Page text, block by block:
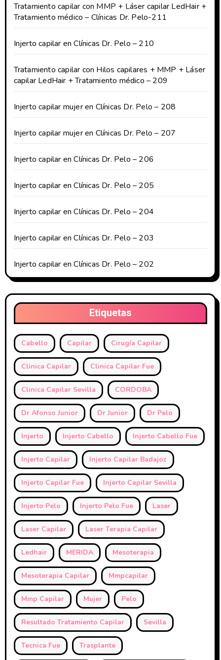
Tratamiento capilar con MMP + Láser capilar LedHair +
Tratamiento médico – Clínicas Dr. Pelo-211
Injerto capilar en Clínicas Dr. Pelo – 210
Tratamiento capilar con Hilos capilares + MMP + Láser
capilar LedHair + Tratamiento médico – 209
Injerto capilar mujer en Clínicas Dr. Pelo – 208
Injerto capilar mujer en Clínicas Dr. Pelo – 207
Injerto capilar en Clínicas Dr. Pelo – 206
Injerto capilar en Clínicas Dr. Pelo – 205
Injerto capilar en Clínicas Dr. Pelo – 204
Injerto capilar en Clínicas Dr. Pelo – 203
Injerto capilar en Clínicas Dr. Pelo – 202
Etiquetas
Cabello Capilar Cirugía Capilar
Clinica Capilar Clinica Capilar Fue
Clinica Capilar Sevilla CORDOBA
Dr Afonso Junior Dr Junior Dr Pelo
Injerto Injerto Cabello Injerto Cabello Fue
Injerto Capilar Injerto Capilar Badajoz
Injerto Capilar Fue Injerto Capilar Sevilla
Injerto Pelo Injerto Pelo Fue Laser
Laser Capilar Laser Terapia Capilar
Ledhair MERIDA Mesoterapia
Mesoterapia Capilar Mmpcapilar
Mmp Capilar Mujer Pelo
Resultado Tratamiento Capilar Sevilla
Tecnica Fue Trasplante